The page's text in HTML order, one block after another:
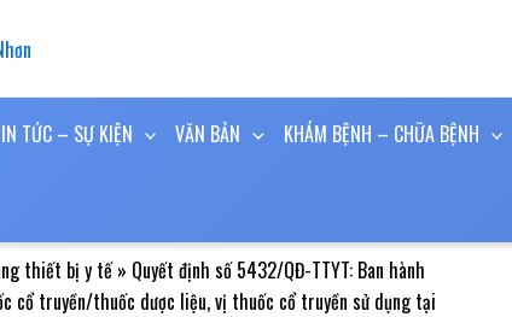
TỨC – SỰ KIỆN VĂN BẢN KHÁM BỆNH – CHỮA BỆNH
thiết bị y tế» Quyết định số 5432/QĐ-TTYT: Ban hành
cổ truyền/thuốc dược liệu, vị thuốc cổ truyền sử dụng tại